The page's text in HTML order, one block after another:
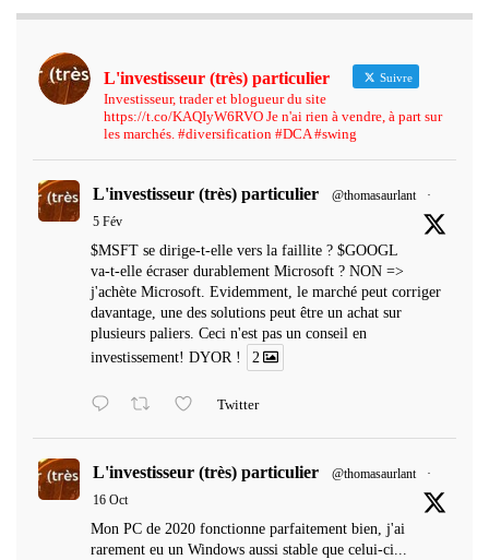
L'investisseur (très) particulier Suivre
Investisseur, trader et blogueur du site
https://t.co/KAQIyW6RVO Je n'ai rien à vendre, à part sur
les marchés. #diversification #DCA #swing
L'investisseur (très) particulier @thomasaurlant
·
5 Fév
$MSFT se dirige-t-elle vers la faillite ? $GOOGL
va-t-elle écraser durablement Microsoft ? NON =>
j'achète Microsoft. Evidemment, le marché peut corriger
davantage, une des solutions peut être un achat sur
plusieurs paliers. Ceci n'est pas un conseil en
investissement! DYOR !
2
Twitter
L'investisseur (très) particulier @thomasaurlant
·
16 Oct
Mon PC de 2020 fonctionne parfaitement bien, j'ai
rarement eu un Windows aussi stable que celui-ci...